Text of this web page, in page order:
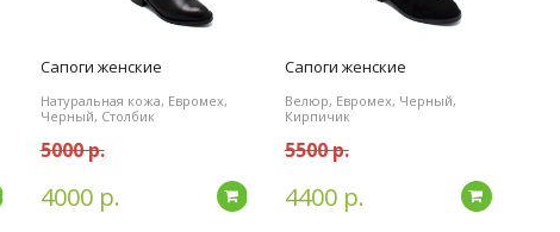
Подробнее
Сапоги женские
Натуральная кожа, Евромех,
Черный, Столбик
5000 р.
4000 р. Подробнее
Сапоги женские
Велюр, Евромех, Черный,
Кирпичик
5500 р.
4400 р.